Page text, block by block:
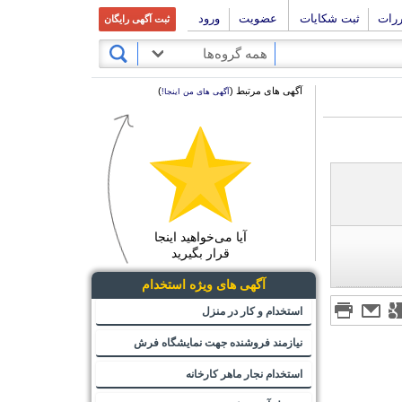
ثبت شکایات عضویت ورود ثبت آگهی رایگان
همه گروه‌ها
آگهی های مرتبط (آگهی های من اینجا!)
آیا می‌خواهید اینجا
قرار بگیرید
آگهی های ویژه استخدام
استخدام و کار در منزل
نیازمند فروشنده جهت نمایشگاه فرش
استخدام نجار ماهر کارخانه